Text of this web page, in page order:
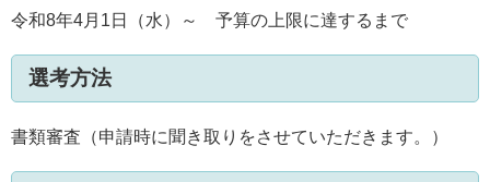
令和8年4月1日（水）～ 予算の上限に達するまで
選考方法
書類審査（申請時に聞き取りをさせていただきます。）